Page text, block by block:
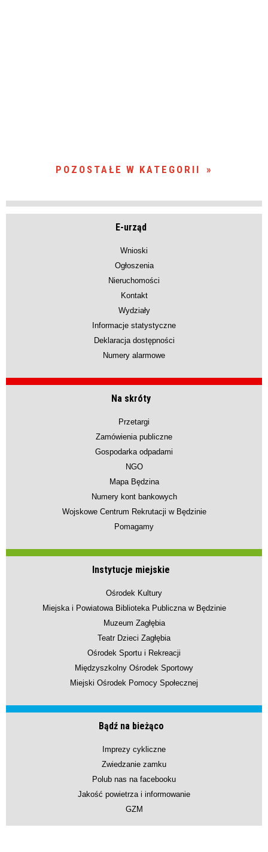
POZOSTAŁE W KATEGORII
E-urząd
Wnioski
Ogłoszenia
Nieruchomości
Kontakt
Wydziały
Informacje statystyczne
Deklaracja dostępności
Numery alarmowe
Na skróty
Przetargi
Zamówienia publiczne
Gospodarka odpadami
NGO
Mapa Będzina
Numery kont bankowych
Wojskowe Centrum Rekrutacji w Będzinie
Pomagamy
Instytucje miejskie
Ośrodek Kultury
Miejska i Powiatowa Biblioteka Publiczna w Będzinie
Muzeum Zagłębia
Teatr Dzieci Zagłębia
Ośrodek Sportu i Rekreacji
Międzyszkolny Ośrodek Sportowy
Miejski Ośrodek Pomocy Społecznej
Bądź na bieżąco
Imprezy cykliczne
Zwiedzanie zamku
Polub nas na facebooku
Jakość powietrza i informowanie
GZM